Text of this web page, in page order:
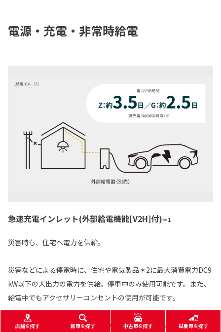
電源・充電・非常時給電
急速充電インレット(外部給電機能[V2H]付)＊1
災害時も、住宅へ電力を供給。
災害などによる停電時に、住宅や電気製品＊2に最大消費電力DC9
kW以下の大出力の電力を供給。停車中のみ使用可能です。また、
給電中でもアクセサリーコンセントの使用が可能です。
※一般家庭が日常使用する電気量1日当たり10kWh（平均消費電力400W）として、
店舗を探す 新車を探す 中古車を探す 試乗車を探す